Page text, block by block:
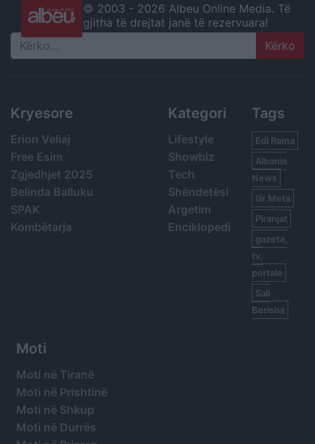
© 2003 - 2026 Albeu Online Media. Të
gjitha të drejtat janë të rezervuara!
Search
Kryesore
Erion Veliaj
Free Esim
Zgjedhjet 2025
Belinda Balluku
SPAK
Kombëtarja
Kategori
Lifestyle
Showbiz
Tech
Shëndetësi
Argetim
Enciklopedi
Tags
Edi Rama
Albania
News
Ilir Meta
Piranjat
gazeta,
tv,
portale
Sali
Berisha
Moti
Moti në Tiranë
Moti në Prishtinë
Moti në Shkup
Moti në Durrës